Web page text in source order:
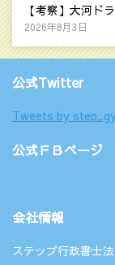
【考察】大河ド
2026年8月3日
公式Twitter
Tweets by
公式ＦＢページ
会社情報
ステップ行政書士